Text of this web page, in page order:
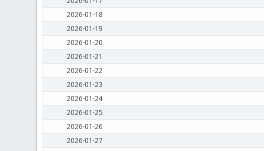
2026-01-18
2026-01-19
2026-01-20
2026-01-21
2026-01-22
2026-01-23
2026-01-24
2026-01-25
2026-01-26
2026-01-27